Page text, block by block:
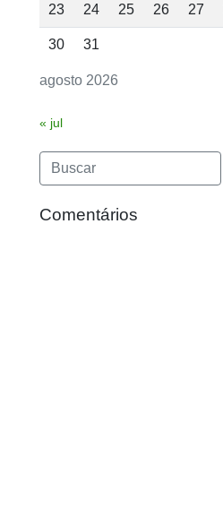
agosto 2026
23 24 25 26 27
30 31
« jul
Comentários